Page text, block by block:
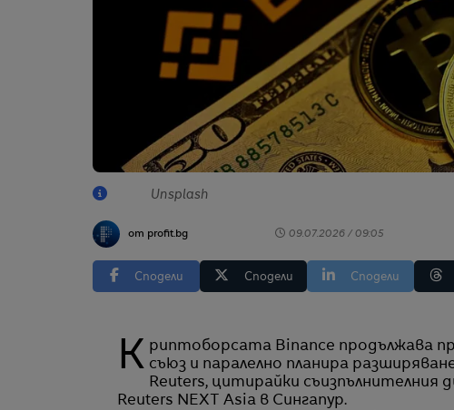
Unsplash
от profit.bg 09.07.2026 / 09:05
Сподели Сподели Сподели
Криптоборсата Binance продължава преговорите с регулаторите в Европейския съюз и паралелно планира
Reuters, цитирайки
Reuters NEXT Asia в Сингапур.